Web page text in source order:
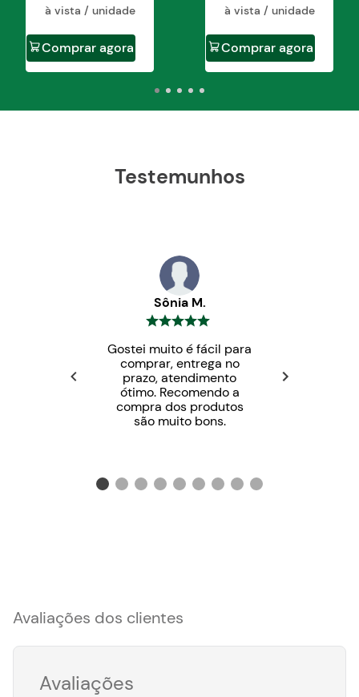
à vista / unidade
Comprar agora
à vista / unidade
Comprar agora
Testemunhos
Sônia M.
Gostei muito é fácil para
comprar, entrega no
prazo, atendimento
ótimo. Recomendo a
compra dos produtos
são muito bons.
Avaliações dos clientes
Avaliações